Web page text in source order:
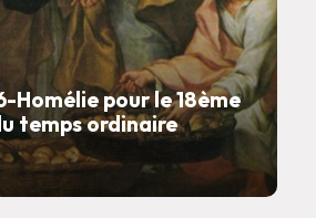
Homélie pour le 18ème
temps ordinaire